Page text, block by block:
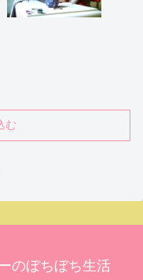
む
のぼちぼち生活